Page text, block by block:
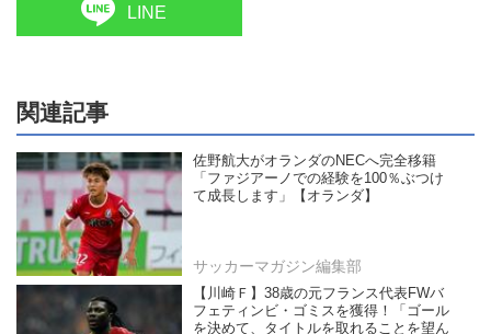
LINE
関連記事
佐野航大がオランダのNECへ完全移籍
「ファジアーノでの経験を100％ぶつけ
て成長します」【オランダ】
サッカーマガジン編集部
【川崎Ｆ】38歳の元フランス代表FWバ
フェティンビ・ゴミスを獲得！「ゴール
を決めて、タイトルを取れることを望ん